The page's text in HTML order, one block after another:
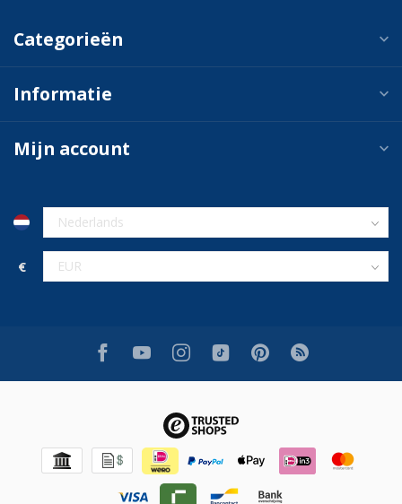
Categorieën
Informatie
Mijn account
€